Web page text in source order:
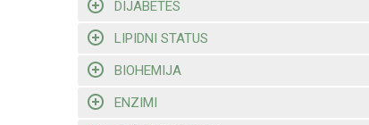
DIJABETES
LIPIDNI STATUS
BIOHEMIJA
ENZIMI